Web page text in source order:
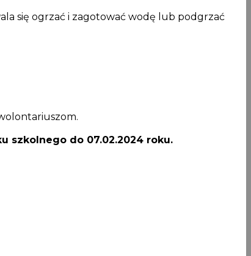
się ogrzać i zagotować wodę lub podgrzać
szkolnego do 07.02.2024 roku.